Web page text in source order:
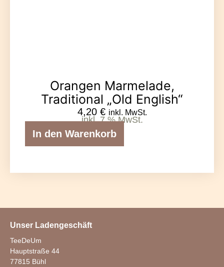
Orangen Marmelade,
Traditional „Old English“
4,20 € inkl. MwSt.
inkl. 7 % MwSt.
In den Warenkorb
Unser Ladengeschäft
TeeDeUm
Hauptstraße 44
77815 Bühl